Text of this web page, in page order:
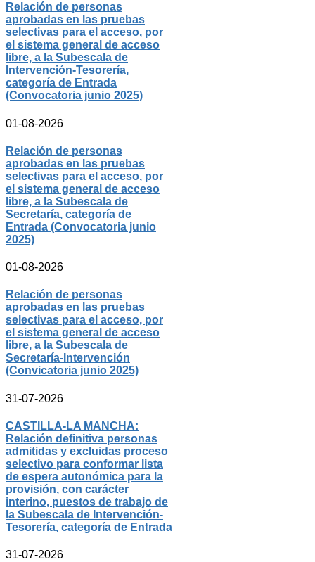
Relación de personas
aprobadas en las pruebas
selectivas para el acceso, por
el sistema general de acceso
libre, a la Subescala de
Intervención-Tesorería,
categoría de Entrada
(Convocatoria junio 2025)
01-08-2026
Relación de personas
aprobadas en las pruebas
selectivas para el acceso, por
el sistema general de acceso
libre, a la Subescala de
Secretaría, categoría de
Entrada (Convocatoria junio
2025)
01-08-2026
Relación de personas
aprobadas en las pruebas
selectivas para el acceso, por
el sistema general de acceso
libre, a la Subescala de
Secretaría-Intervención
(Convicatoria junio 2025)
31-07-2026
CASTILLA-LA MANCHA:
Relación definitiva personas
admitidas y excluidas proceso
selectivo para conformar lista
de espera autonómica para la
provisión, con carácter
interino, puestos de trabajo de
la Subescala de Intervención-
Tesorería, categoría de Entrada
31-07-2026